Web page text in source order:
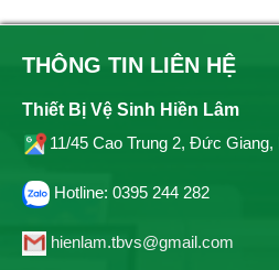
THÔNG TIN LIÊN HỆ
Thiết Bị Vệ Sinh Hiền Lâm
11/45 Cao Trung 2, Đức
Hotline: 0395 244 282
hienlam.tbvs@gmail.com